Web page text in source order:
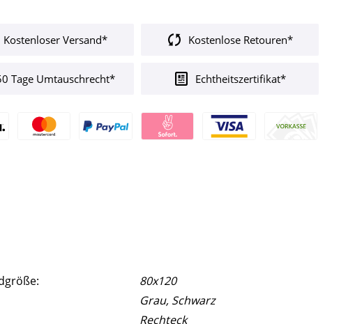
Kostenloser Versand* Kostenlose Retouren*
Tage Umtauschrecht* Echtheitszertifikat*
80x120
Grau, Schwarz
Rechteck